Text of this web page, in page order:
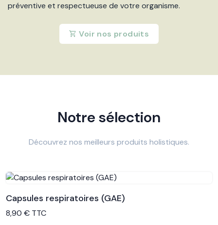
préventive et respectueuse de votre organisme.
Voir nos produits
Notre sélection
Découvrez nos meilleurs produits holistiques.
Voir le produit
Capsules respiratoires (GAE)
8,90 € TTC